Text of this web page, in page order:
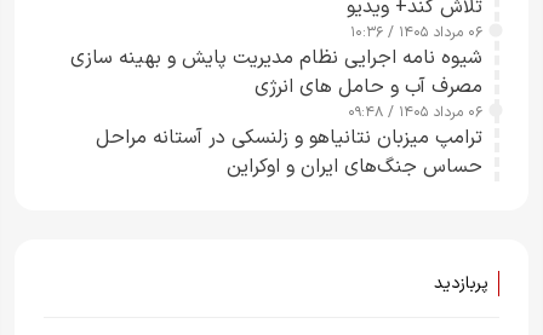
تلاش کند+ ویدیو
۰۶ مرداد ۱۴۰۵ / ۱۰:۳۶
شیوه نامه اجرایی نظام مدیریت پایش و بهینه سازی
مصرف آب و حامل های انرژی
۰۶ مرداد ۱۴۰۵ / ۰۹:۴۸
ترامپ میزبان نتانیاهو و زلنسکی در آستانه مراحل
حساس جنگ‌های ایران و اوکراین
پربازدید